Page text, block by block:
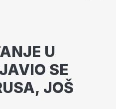
U
SE
JOŠ